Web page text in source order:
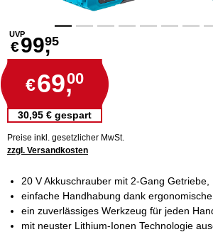
UVP
€99,95
€69,00
30,95 € gespart
Preise inkl. gesetzlicher MwSt.
zzgl. Versandkosten
20 V Akkuschrauber mit 2-Gang Getriebe,
einfache Handhabung dank
ein zuverlässiges Werkzeug für jeden
mit neuster Lithium-Ionen Technologie